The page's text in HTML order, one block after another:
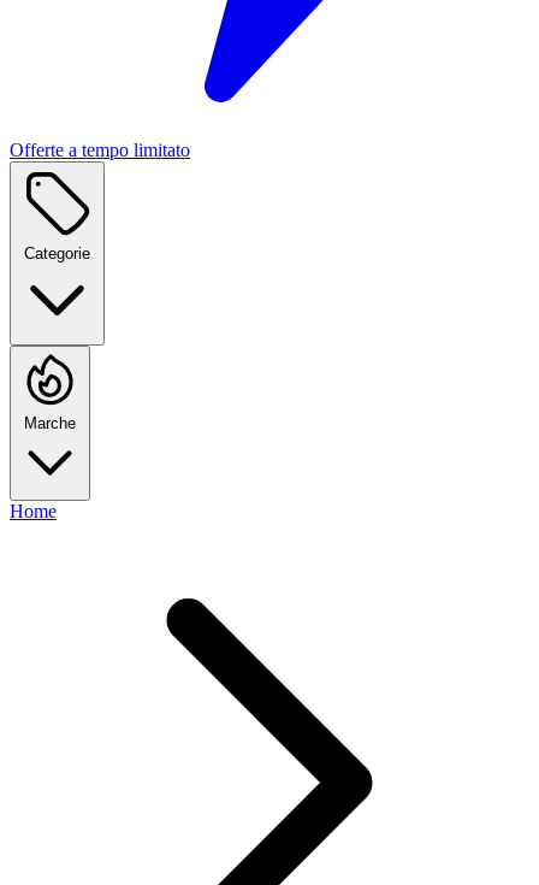
Offerte a tempo limitato
Categorie
Marche
Home